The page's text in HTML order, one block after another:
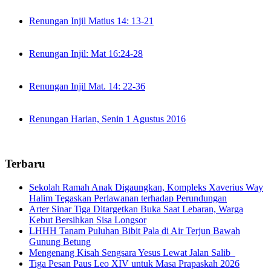
Renungan Injil Matius 14: 13-21
Renungan Injil: Mat 16:24-28
Renungan Injil Mat. 14: 22-36
Renungan Harian, Senin 1 Agustus 2016
Terbaru
Sekolah Ramah Anak Digaungkan, Kompleks Xaverius Way
Halim Tegaskan Perlawanan terhadap Perundungan
Arter Sinar Tiga Ditargetkan Buka Saat Lebaran, Warga
Kebut Bersihkan Sisa Longsor
LHHH Tanam Puluhan Bibit Pala di Air Terjun Bawah
Gunung Betung
Mengenang Kisah Sengsara Yesus Lewat Jalan Salib
Tiga Pesan Paus Leo XIV untuk Masa Prapaskah 2026